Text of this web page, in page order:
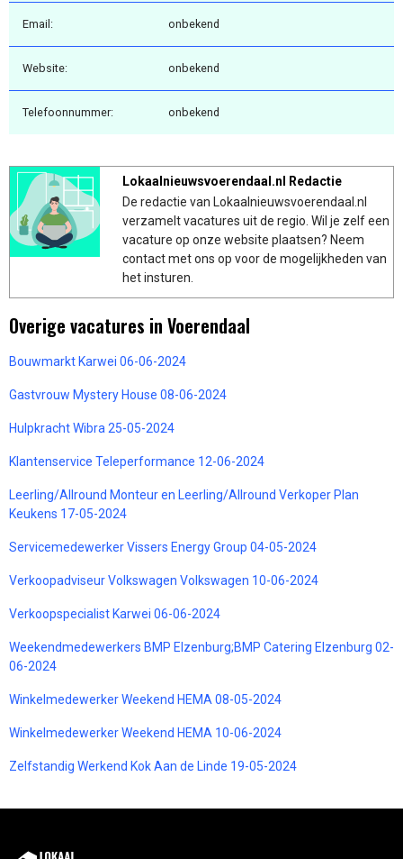
Email: onbekend
Website: onbekend
Telefoonnummer: onbekend
Lokaalnieuwsvoerendaal.nl Redactie
De redactie van Lokaalnieuwsvoerendaal.nl
verzamelt vacatures uit de regio. Wil je zelf een
vacature op onze website plaatsen? Neem
contact met ons op voor de mogelijkheden van
het insturen.
Overige vacatures in Voerendaal
Bouwmarkt Karwei 06-06-2024
Gastvrouw Mystery House 08-06-2024
Hulpkracht Wibra 25-05-2024
Klantenservice Teleperformance 12-06-2024
Leerling/Allround Monteur en Leerling/Allround Verkoper Plan
Keukens 17-05-2024
Servicemedewerker Vissers Energy Group 04-05-2024
Verkoopadviseur Volkswagen Volkswagen 10-06-2024
Verkoopspecialist Karwei 06-06-2024
Weekendmedewerkers BMP Elzenburg;BMP Catering Elzenburg 02-
06-2024
Winkelmedewerker Weekend HEMA 08-05-2024
Winkelmedewerker Weekend HEMA 10-06-2024
Zelfstandig Werkend Kok Aan de Linde 19-05-2024